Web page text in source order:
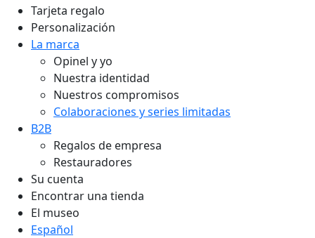
Tarjeta regalo
Personalización
La marca
Opinel y yo
Nuestra identidad
Nuestros compromisos
Colaboraciones y series limitadas
B2B
Regalos de empresa
Restauradores
Su cuenta
Encontrar una tienda
El museo
Español